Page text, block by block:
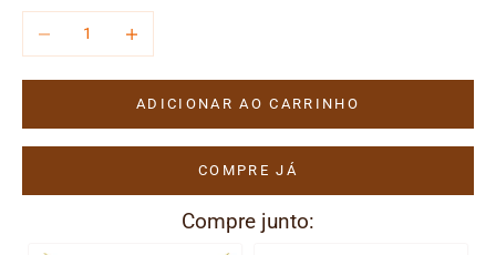
Diminuir quantidade
ADICIONAR AO CARRINHO
COMPRE JÁ
Compre junto: